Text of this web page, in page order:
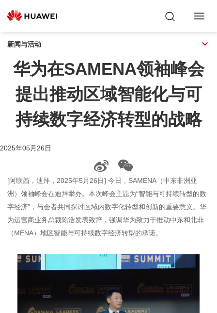
新闻与活动
华为在SAMENA领袖峰会
提出推动区域智能化与可
持续数字经济转型的战略
2025年05月26日
[阿联酋，迪拜，2025年5月26日] 今日，SAMENA（中东非洲亚
洲）领袖峰会在迪拜举办。本次峰会主题为“智能与可持续转型的数
字经济”，与会者共同探讨区域内数字化转型和创新的重要意义。华
为运营商业务总裁陈浩发表致辞，强调华为致力于推动中东和北非
（MENA）地区智能与可持续数字经济转型的承诺。